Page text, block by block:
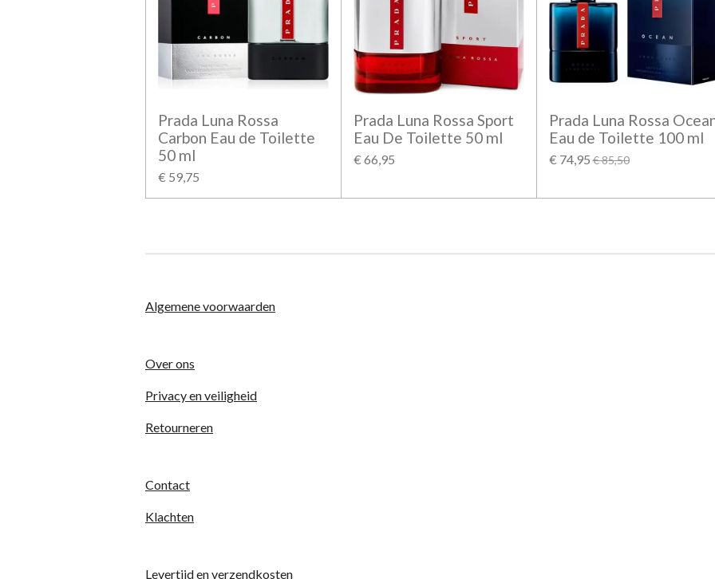
Prada Luna Rossa
Carbon Eau de Toilette
50 ml
€ 59,75
Prada Luna Rossa Sport
Eau De Toilette 50 ml
€ 66,95
Prada Luna Rossa
Eau de Toilette 100 ml
€ 74,95 € 85,50
Algemene voorwaarden
Over ons
Privacy en veiligheid
Retourneren
Contact
Klachten
Levertijd en verzendkosten